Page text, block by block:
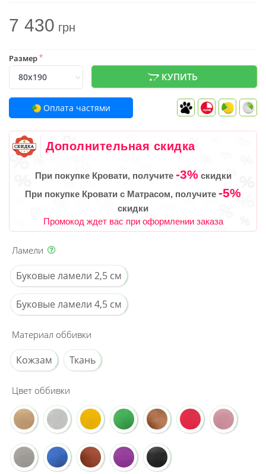
7 430грн
Размер*
КУПИТЬ
Оплата частями
Дополнительная скидка
При покупке Кровати, получите -3%скидки
При покупке Кровати с Матрасом, получите -5%
скидки
Промокод ждет вас при оформлении заказа
Ламели
Буковые ламели 2,5 см
Буковые ламели 4,5 см
Материал оббивки
Кожзам Ткань
Цвет оббивки